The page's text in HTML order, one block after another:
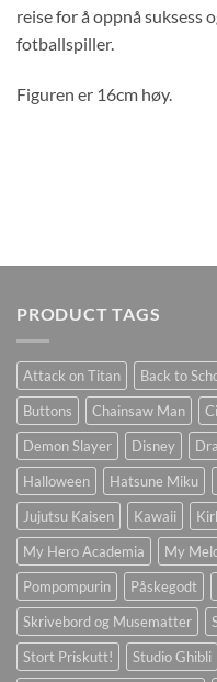
reise for å oppnå suksess
fotballspiller.
Figuren er 16cm høy.
PRODUCT TAGS
Attack on Titan Back to
Buttons
Chainsaw Man
Demon Slayer
Disney
Halloween
Hatsune Miku
Jujutsu Kaisen
Kawaii
My Hero Academia
My
Pompompurin
Påskegodt
Skrivebord og Musematter
Stort Priskutt!
Studio Ghibli